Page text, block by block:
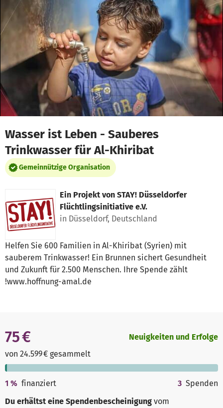
Zum Hauptinhalt springen
Erklärung zur Barrierefreiheit anzeigen
Wasser ist Leben - Sauberes
Trinkwasser für Al-Khiribat
Gemeinnützige Organisation
Ein Projekt von STAY! Düsseldorfer
Flüchtlingsinitiative e.V.
in Düsseldorf, Deutschland
Helfen Sie 600 Familien in Al-Khiribat (Syrien) mit
sauberem Trinkwasser! Ein Brunnen sichert Gesundheit
und Zukunft für 2.500 Menschen. Ihre Spende zählt
!www.hoffnung-amal.de
75 €
von 24.599 € gesammelt
Neuigkeiten und Erfolge
1 % finanziert 3 Spenden
Du erhältst eine Spendenbescheinigung vom